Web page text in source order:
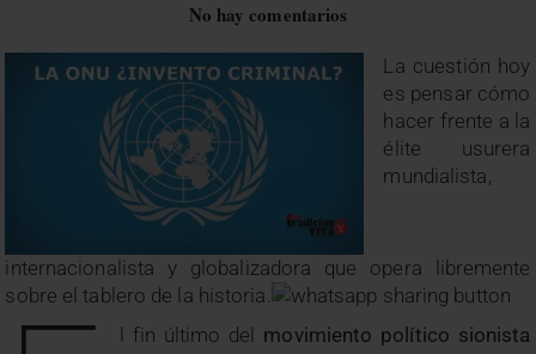
No hay comentarios
La cuestión hoy
es pensar cómo
hacer frente a la
élite usurera
mundialista,
internacionalista y globalizadora que opera libremente
sobre el tablero de la historia.
l fin último del movimiento político sionista